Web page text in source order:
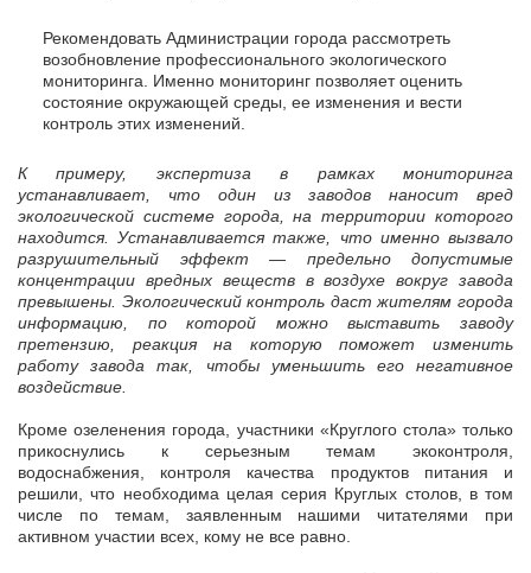
Рекомендовать Администрации города рассмотреть
возобновление профессионального экологического
мониторинга. Именно мониторинг позволяет оценить
состояние окружающей среды, ее изменения и вести
контроль этих изменений.
К примеру, экспертиза в рамках мониторинга
устанавливает, что один из заводов наносит вред
экологической системе города, на территории которого
находится. Устанавливается также, что именно вызвало
разрушительный эффект — предельно допустимые
концентрации вредных веществ в воздухе вокруг завода
превышены. Экологический контроль даст жителям города
информацию, по которой можно выставить заводу
претензию, реакция на которую поможет изменить
работу завода так, чтобы уменьшить его негативное
воздействие.
Кроме озеленения города, участники «Круглого стола» только
прикоснулись к серьезным темам экоконтроля,
водоснабжения, контроля качества продуктов питания и
решили, что необходима целая серия Круглых столов, в том
числе по темам, заявленным нашими читателями при
активном участии всех, кому не все равно.